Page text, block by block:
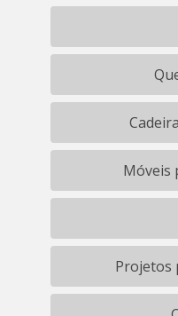
Móveis
Projetos